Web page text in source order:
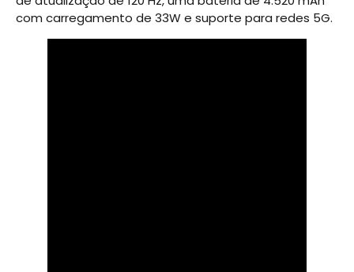
com carregamento de 33W e suporte para redes 5G.